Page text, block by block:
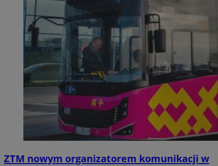
ZTM nowym organizatorem komunikacji w